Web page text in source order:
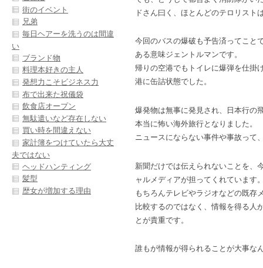
ドさん曰く、ほとんどのテロリスト
今回のバスの爆破も予告済ってこと
ある意味ジェントルマンです。
帰りの空港でもトイレに爆弾を仕掛
港に缶詰状態でした。
爆発物は無事に発見され、日本行の
本当に怖い海外旅行となりました。
ニュースにならない事件や事故って
新聞だけでは伝えられないことを、
ャルメディアが担ってくれています
もちろんテレビやラジオなどの既存
比較するのではなく、情報を得る人
とが貴重です。
誰もが情報が得られることが大事な
街のイベント
兄弟
毎日ヘアーを洗うのは間違
い
ブランド物
料理本好きの主人
発想力こそビジネス力
布で出来た祝儀袋
飲食店オープン
無駄遣いなど存在しない
買い時を間違えない
家計簿をつけていたら大丈
夫ではない
ヘッドハンティング
髪型
歴女が増加する理由